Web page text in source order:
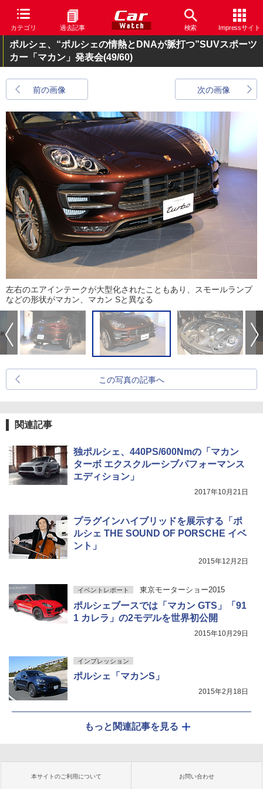
カテゴリ 過去記事 検索 Impressサイト
ポルシェ、“ポルシェの情熱とDNAが脈打つ”SUVスポーツ
カー「マカン」発表会(49/60)
前の画像 次の画像
左右のエアインテークが大型化されたこともあり、スモールランプ
などの形状がマカン、マカン Sと異なる
この写真の記事へ
関連記事
独ポルシェ、440PS/600Nmの「マカン
ターボ エクスクルーシブパフォーマンス
エディション」
2017年10月21日
プラグインハイブリッドを展示する「ポ
ルシェ THE SOUND OF PORSCHE イベ
ント」
2015年12月2日
イベントレポート 東京モーターショー2015
ポルシェブースでは「マカン GTS」「91
1 カレラ」の2モデルを世界初公開
2015年10月29日
インプレッション
ポルシェ「マカンS」
2015年2月18日
もっと関連記事を見る
本サイトのご利用について お問い合わせ